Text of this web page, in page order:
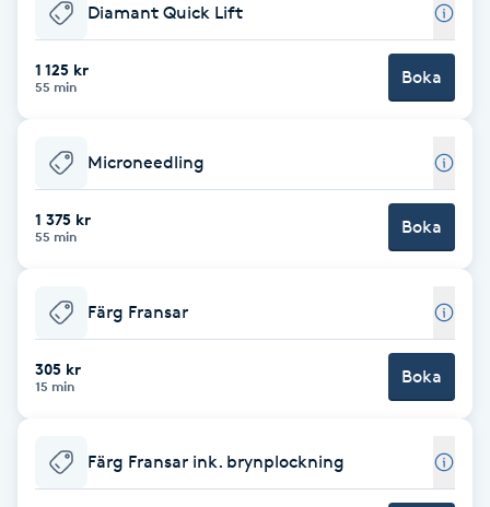
Frekvensterapi
Friskvård
Funktionsanalys
Färgning
Föning
G
Gel naglar
Diamant Quick Lift
1 125 kr
55 min Boka
Microneedling
1 375 kr
55 min Boka
Färg Fransar
305 kr
15 min Boka
Färg Fransar ink. brynplockning